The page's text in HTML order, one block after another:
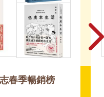
班了呢(?)